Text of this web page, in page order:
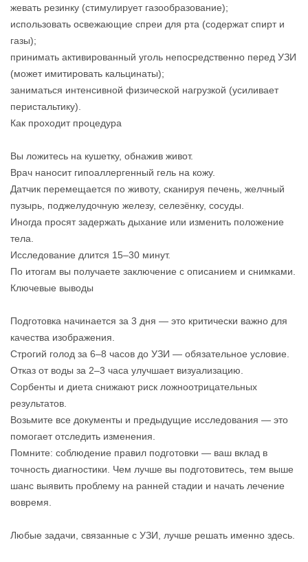
жевать резинку (стимулирует газообразование);
использовать освежающие спреи для рта (содержат спирт и
газы);
принимать активированный уголь непосредственно перед УЗИ
(может имитировать кальцинаты);
заниматься интенсивной физической нагрузкой (усиливает
перистальтику).
Как проходит процедура
Вы ложитесь на кушетку, обнажив живот.
Врач наносит гипоаллергенный гель на кожу.
Датчик перемещается по животу, сканируя печень, желчный
пузырь, поджелудочную железу, селезёнку, сосуды.
Иногда просят задержать дыхание или изменить положение
тела.
Исследование длится 15–30 минут.
По итогам вы получаете заключение с описанием и снимками.
Ключевые выводы
Подготовка начинается за 3 дня — это критически важно для
качества изображения.
Строгий голод за 6–8 часов до УЗИ — обязательное условие.
Отказ от воды за 2–3 часа улучшает визуализацию.
Сорбенты и диета снижают риск ложноотрицательных
результатов.
Возьмите все документы и предыдущие исследования — это
помогает отследить изменения.
Помните: соблюдение правил подготовки — ваш вклад в
точность диагностики. Чем лучше вы подготовитесь, тем выше
шанс выявить проблему на ранней стадии и начать лечение
вовремя.
Любые задачи, связанные с УЗИ, лучше решать именно здесь.